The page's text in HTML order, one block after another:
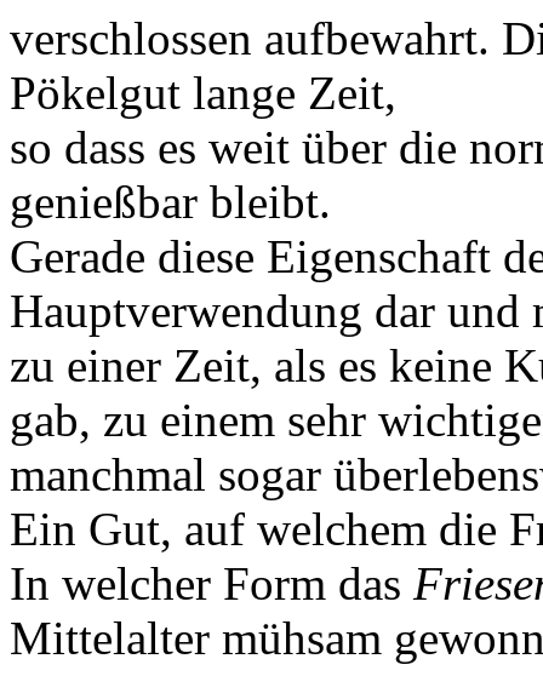
verschlossen aufbewahrt.
Pökelgut lange Zeit,
so dass es weit über die
genießbar bleibt.
Gerade diese Eigenschaft
Hauptverwendung dar und
zu einer Zeit, als es keine
gab, zu einem sehr
manchmal sogar
Ein Gut, auf welchem die
In welcher Form das
Mittelalter mühsam